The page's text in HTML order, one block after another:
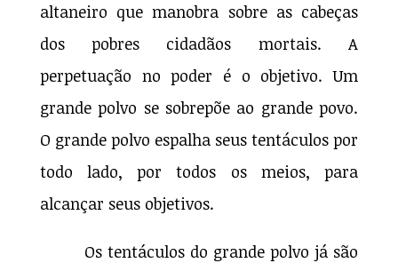
altaneiro que manobra sobre as cabeças
dos pobres cidadãos mortais. A
perpetuação no poder é o objetivo. Um
grande polvo se sobrepõe ao grande povo.
O grande polvo espalha seus tentáculos por
todo lado, por todos os meios, para
alcançar seus objetivos.
Os tentáculos do grande polvo já são